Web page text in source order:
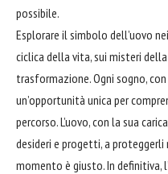
possibile.
Esplorare il simbolo dell’uovo
ciclica della vita, sui misteri
trasformazione. Ogni sogno,
un’opportunità unica per
percorso. L’uovo, con la sua
desideri e progetti, a proteggerli
momento è giusto. In definitiva,